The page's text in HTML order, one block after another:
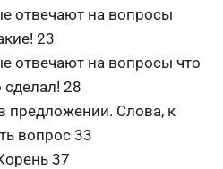
отвечают на вопросы
23
отвечают на вопросы что
сделал! 28
предложении. Слова, к
вопрос 33
37